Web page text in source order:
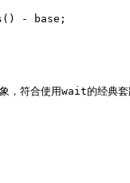
- base;
符合使用wait的经典套